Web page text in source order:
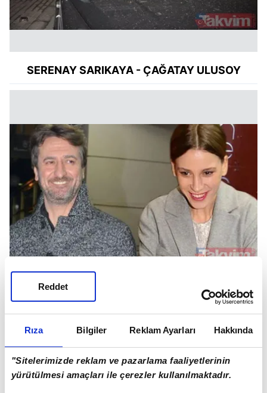
Rıza Bilgiler Reklam Ayarları Hakkında
"Sitelerimizde reklam ve pazarlama faaliyetlerinin
yürütülmesi amaçları ile çerezler kullanılmaktadır.
Reddet
SERENAY SARIKAYA - ÇAĞATAY ULUSOY
SERENAY SARIKAYA - MUZAFFER YILDIRIM